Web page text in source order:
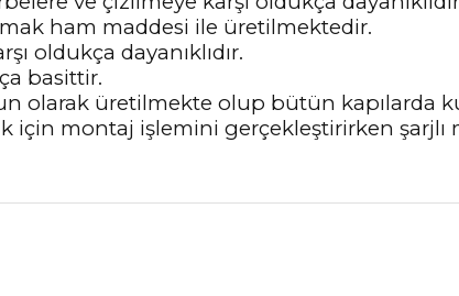
ham maddesi ile üretilmektedir.
oldukça dayanıklıdır.
basittir.
olarak üretilmekte olup bütün kapılarda
için montaj işlemini gerçekleştirirken şarjlı